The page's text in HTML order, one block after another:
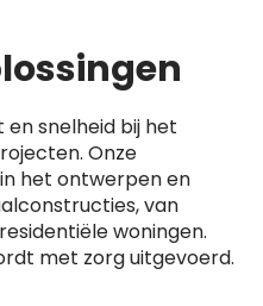
snelheid bij het
Onze
het ontwerpen en
van
woningen.
met zorg uitgevoerd.